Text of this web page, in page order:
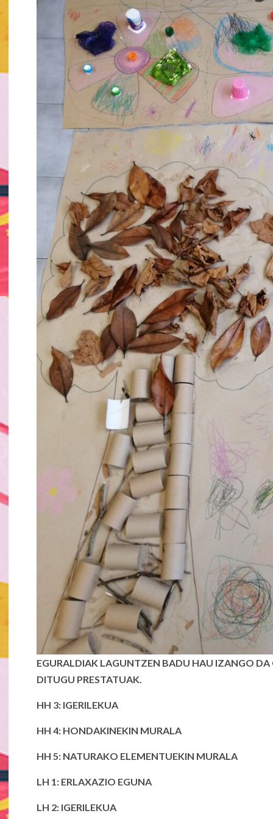
EGURALDIAK LAGUNTZEN BADU HAU IZANGO
DITUGU PRESTATUAK.
HH 3: IGERILEKUA
HH 4: HONDAKINEKIN MURALA
HH 5: NATURAKO ELEMENTUEKIN MURALA
LH 1: ERLAXAZIO EGUNA
LH 2: IGERILEKUA